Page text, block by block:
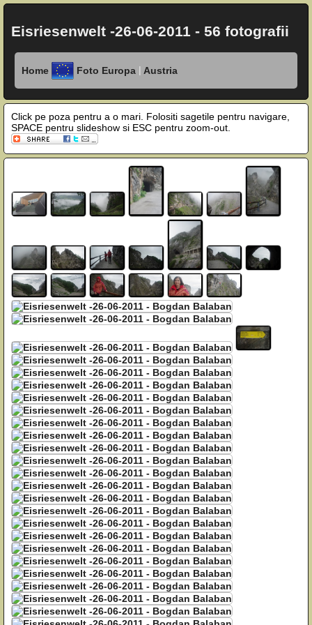
Eisriesenwelt -26-06-2011 - 56 fotografii
Home Foto Europa | Austria
Click pe poza pentru a o mari. Folositi sagetile pentru navigare,
SPACE pentru slideshow si ESC pentru zoom-out.